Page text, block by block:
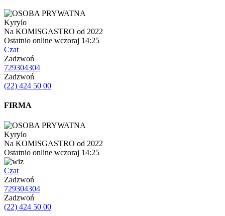
Kyrylo
Na KOMISGASTRO od 2022
Ostatnio online wczoraj 14:25
Czat
Zadzwoń
729304304
Zadzwoń
(22) 424 50 00
FIRMA
Kyrylo
Na KOMISGASTRO od 2022
Ostatnio online wczoraj 14:25
Czat
Zadzwoń
729304304
Zadzwoń
(22) 424 50 00